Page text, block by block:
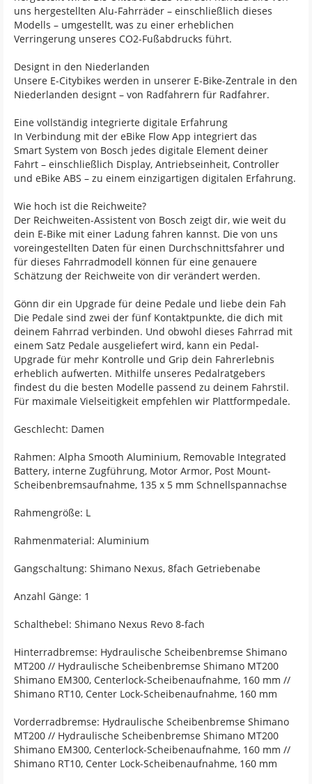
uns hergestellten Alu-Fahrräder – einschließlich dieses
Modells – umgestellt, was zu einer erheblichen
Verringerung unseres CO2-Fußabdrucks führt.
Designt in den Niederlanden
Unsere E-Citybikes werden in unserer E-Bike-Zentrale in den
Niederlanden designt – von Radfahrern für Radfahrer.
Eine vollständig integrierte digitale Erfahrung
In Verbindung mit der eBike Flow App integriert das
Smart System von Bosch jedes digitale Element deiner
Fahrt – einschließlich Display, Antriebseinheit, Controller
und eBike ABS – zu einem einzigartigen digitalen Erfahrung.
Wie hoch ist die Reichweite?
Der Reichweiten-Assistent von Bosch zeigt dir, wie weit du
dein E-Bike mit einer Ladung fahren kannst. Die von uns
voreingestellten Daten für einen Durchschnittsfahrer und
für dieses Fahrradmodell können für eine genauere
Schätzung der Reichweite von dir verändert werden.
Gönn dir ein Upgrade für deine Pedale und liebe dein Fah
Die Pedale sind zwei der fünf Kontaktpunkte, die dich mit
deinem Fahrrad verbinden. Und obwohl dieses Fahrrad mit
einem Satz Pedale ausgeliefert wird, kann ein Pedal-
Upgrade für mehr Kontrolle und Grip dein Fahrerlebnis
erheblich aufwerten. Mithilfe unseres Pedalratgebers
findest du die besten Modelle passend zu deinem Fahrstil.
Für maximale Vielseitigkeit empfehlen wir Plattformpedale.
Geschlecht: Damen
Rahmen: Alpha Smooth Aluminium, Removable Integrated
Battery, interne Zugführung, Motor Armor, Post Mount-
Scheibenbremsaufnahme, 135 x 5 mm Schnellspannachse
Rahmengröße: L
Rahmenmaterial: Aluminium
Gangschaltung: Shimano Nexus, 8fach Getriebenabe
Anzahl Gänge: 1
Schalthebel: Shimano Nexus Revo 8-fach
Hinterradbremse: Hydraulische Scheibenbremse Shimano
MT200 // Hydraulische Scheibenbremse Shimano MT200
Shimano EM300, Centerlock-Scheibenaufnahme, 160 mm //
Shimano RT10, Center Lock-Scheibenaufnahme, 160 mm
Vorderradbremse: Hydraulische Scheibenbremse Shimano
MT200 // Hydraulische Scheibenbremse Shimano MT200
Shimano EM300, Centerlock-Scheibenaufnahme, 160 mm //
Shimano RT10, Center Lock-Scheibenaufnahme, 160 mm